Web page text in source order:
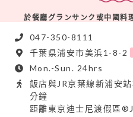
於餐廳グランサンク或中國料
※3家店每日限預約10組（1組
※請先上網透過專用網頁預約
http://
・中國料理 チャイニーズ・テ
http://bit.ly/2LzSxHe
・日本料理 美浜：
レストラン グランサンク、
047-350-8111
千葉県浦安市美浜1-8-2
Mon.-Sun. 24hrs
飯店與JR京葉線新浦安
分鐘
距離東京迪士尼渡假區